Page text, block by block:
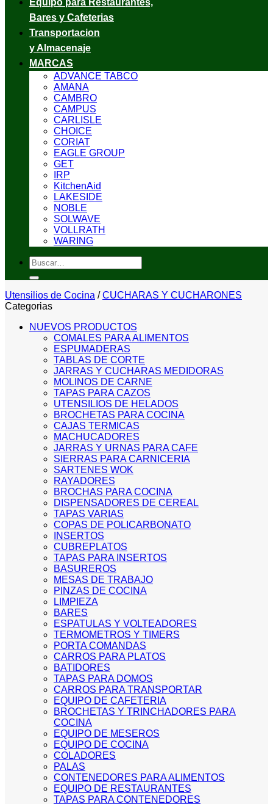
Equipo para Restaurantes,
Bares y Cafeterias
Transportacion
y Almacenaje
MARCAS
ADVANCE TABCO
AMANA
CAMBRO
CAMPUS
CARLISLE
CHOICE
CORIAT
EAGLE GROUP
GET
IRP
KitchenAid
LAKESIDE
NOBLE
SOLWAVE
VOLLRATH
WARING
Buscar
por:
Utensilios de Cocina / CUCHARAS Y CUCHARONES
Categorias
NUEVOS PRODUCTOS
COMALES PARA ALIMENTOS
ESPUMADERAS
TABLAS DE CORTE
JARRAS Y CUCHARAS MEDIDORAS
MOLINOS DE CARNE
TAPAS PARA CAZOS
UTENSILIOS DE HELADOS
BROCHETAS PARA COCINA
CAJAS TERMICAS
MACHUCADORES
JARRAS Y URNAS PARA CAFE
SIERRAS PARA CARNICERIA
SARTENES WOK
RAYADORES
BROCHAS PARA COCINA
DISPENSADORES DE CEREAL
TAPAS VARIAS
COPAS DE POLICARBONATO
INSERTOS
CUBREPLATOS
TAPAS PARA INSERTOS
BASUREROS
MESAS DE TRABAJO
PINZAS DE COCINA
LIMPIEZA
BARES
ESPATULAS Y VOLTEADORES
TERMOMETROS Y TIMERS
PORTA COMANDAS
CARROS PARA PLATOS
BATIDORES
TAPAS PARA DOMOS
CARROS PARA TRANSPORTAR
EQUIPO DE CAFETERIA
BROCHETAS Y TRINCHADORES PARA
COCINA
EQUIPO DE MESEROS
EQUIPO DE COCINA
COLADORES
PALAS
CONTENEDORES PARA ALIMENTOS
EQUIPO DE RESTAURANTES
TAPAS PARA CONTENEDORES